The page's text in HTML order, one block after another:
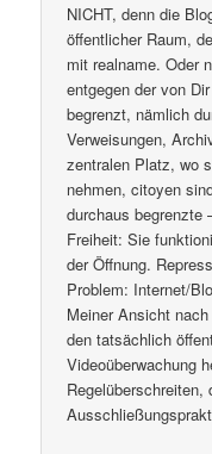
NICHT, denn die
öffentlicher Raum,
mit realname. Oder
entgegen der von
begrenzt, nämlich
Verweisungen,
zentralen Platz, wo
nehmen, citoyen
durchaus begrenzte
Freiheit: Sie
der Öffnung.
Problem: Internet/
Meiner Ansicht
den tatsächlich
Videoüberwachung